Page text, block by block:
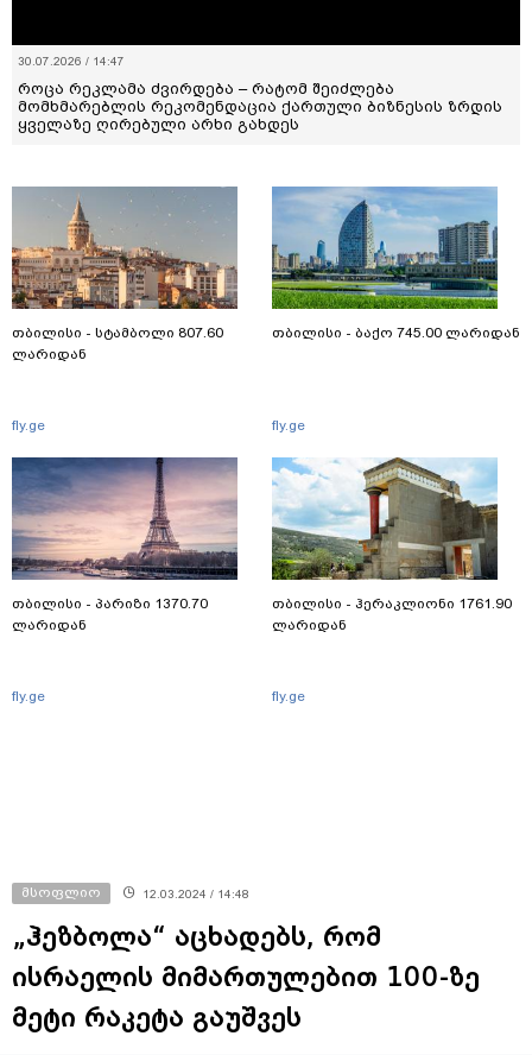
30.07.2026 / 14:47
როცა რეკლამა ძვირდება – რატომ შეიძლება
მომხმარებლის რეკომენდაცია ქართული ბიზნესის ზრდის
ყველაზე ღირებული არხი გახდეს
თბილისი - სტამბოლი 807.60
ლარიდან
fly.ge
თბილისი - პარიზი 1370.70
ლარიდან
fly.ge
თბილისი - ბაქო 745.00 ლარიდან
fly.ge
თბილისი - ჰერაკლიონი 1761.90
ლარიდან
fly.ge
მსოფლიო 12.03.2024 / 14:48
„ჰეზბოლა“ აცხადებს, რომ
ისრაელის მიმართულებით 100-ზე
მეტი რაკეტა გაუშვეს